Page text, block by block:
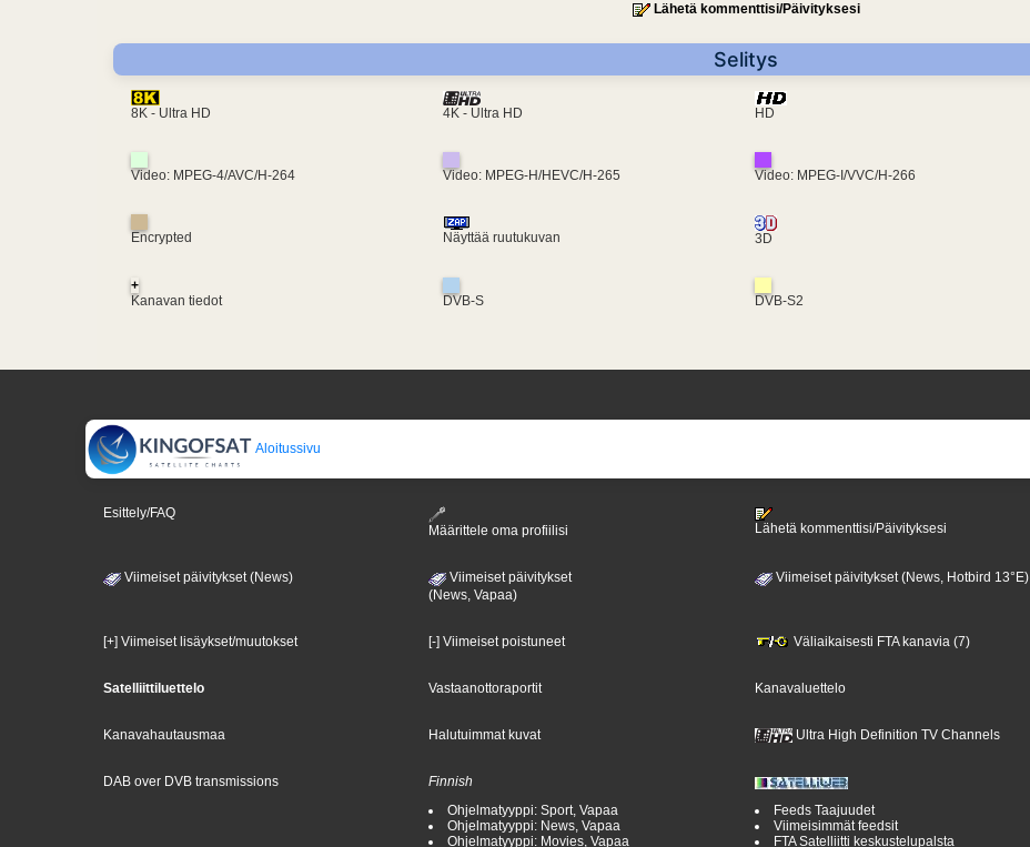
Lähetä kommenttisi/Päivityksesi
Selitys
8K - Ultra HD 4K - Ultra HD HD
Video: MPEG-4/AVC/H-264 Video: MPEG-H/HEVC/H-265 Video: MPEG-I/VVC/H-266
Encrypted Näyttää ruutukuvan 3D
+
Kanavan tiedot
DVB-S DVB-S2
Aloitussivu
Esittely/FAQ
Määrittele oma profiilisi
Lähetä kommenttisi/Päivityksesi
Viimeiset päivitykset (News)
Viimeiset päivitykset
(News, Vapaa)
Viimeiset päivitykset (News, Hotbird 13°E)
[+] Viimeiset lisäykset/muutokset [-] Viimeiset poistuneet Väliaikaisesti FTA kanavia (7)
Satelliittiluettelo Vastaanottoraportit Kanavaluettelo
Kanavahautausmaa Halutuimmat kuvat Ultra High Definition TV Channels
DAB over DVB transmissions
Finnish
Ohjelmatyyppi: Sport, Vapaa
Ohjelmatyyppi: News, Vapaa
Ohjelmatyyppi: Movies, Vapaa
Feeds Taajuudet
Viimeisimmät feedsit
FTA Satelliitti keskustelupalsta